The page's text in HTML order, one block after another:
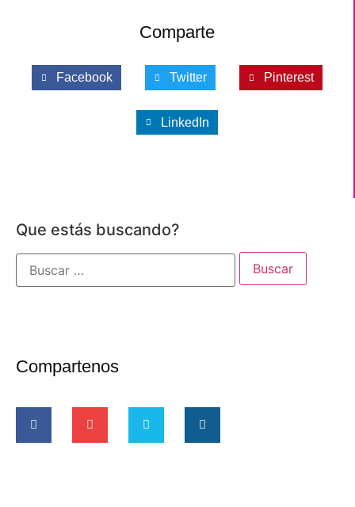
Comparte
Facebook Twitter Pinterest
LinkedIn
Que estás buscando?
Compartenos